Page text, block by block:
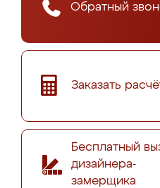
Обратный
Заказать
Бесплатный
дизайнера-
замерщика